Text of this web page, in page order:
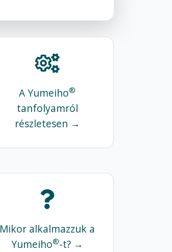
A Yumeiho®
tanfolyamról
részletesen →
Mikor alkalmazzuk a
Yumeiho®-t? →